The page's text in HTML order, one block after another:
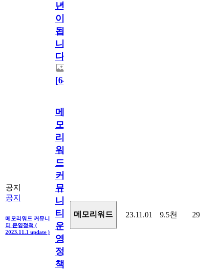
년
이
됩
니
다.
[64
공지
공지
메모리워드 커뮤니
티 운영정책 (
2023.11.1 update )
메
모
리
워
드
커
뮤
니
티
운
영
정
책
메모리워드 23.11.01 9.5천 29